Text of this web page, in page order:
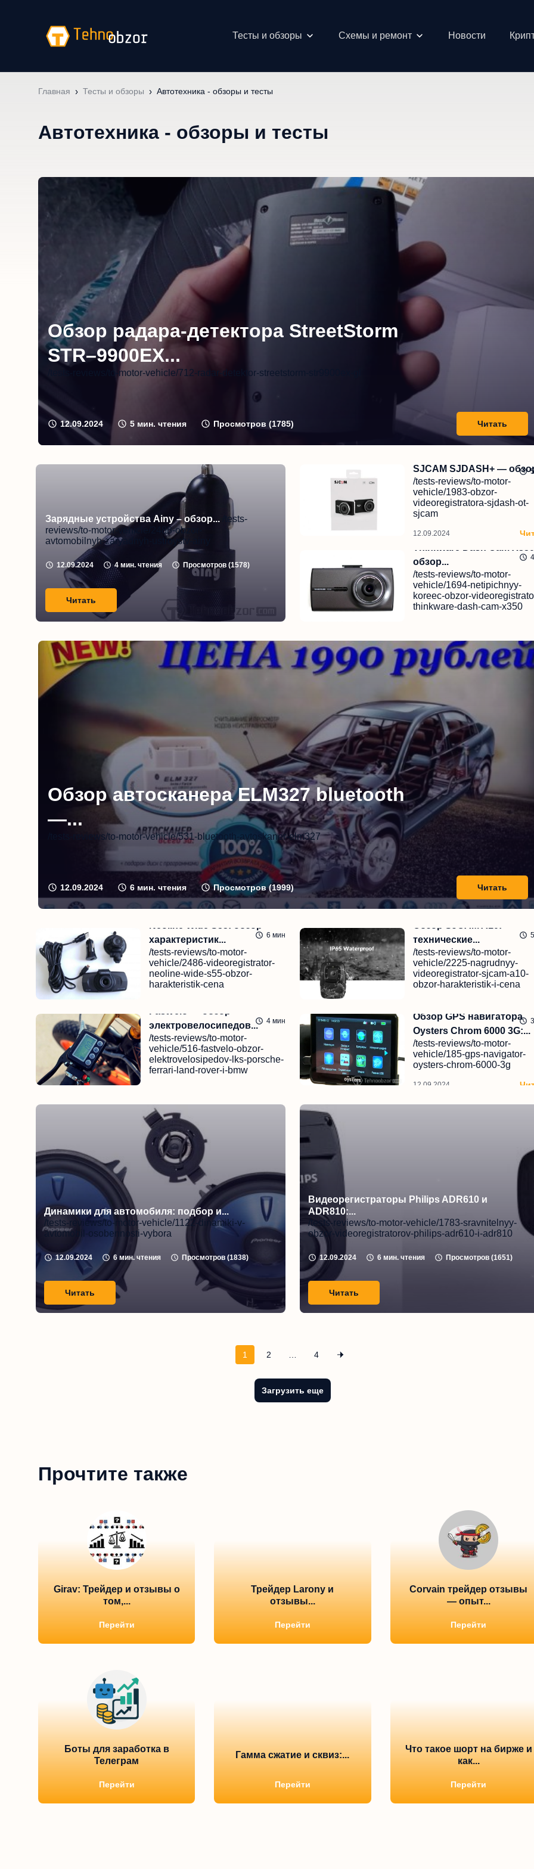
Тесты и обзоры Схемы и ремонт Новости
Главная Тесты и обзоры Автотехника - обзоры и тесты
Автотехника - обзоры и тесты
Обзор радара-детектора StreetStorm
STR–9900EX...
/tests-reviews/to-motor-vehicle/712-radar-detektor-streetstorm-str9900ex-gl
12.09.2024 5 мин. чтения Просмотров (1785) Читать
Зарядные устройства Ainy – обзор... /tests-
reviews/to-motor-vehicle/2488-obzor-
avtomobilnyh-zaryadnyh-ustroystv-ainy
12.09.2024 4 мин. чтения Просмотров (1578)
Читать
SJCAM SJDASH+ —
/tests-reviews/to-motor-
vehicle/1983-obzor-
videoregistratora-sjdash-ot-
sjcam
12.09.2024
5
обзор...
/tests-reviews/to-motor-
vehicle/1694-netipichnyy-
koreec-obzor-
thinkware-dash-cam-x350
4
Обзор автосканера ELM327 bluetooth
—...
/tests-reviews/to-motor-vehicle/531-bluetooth-avtoskaner-elm327
12.09.2024 6 мин. чтения Просмотров (1999) Читать
характеристик...
/tests-reviews/to-motor-
vehicle/2486-videoregistrator-
neoline-wide-s55-obzor-
harakteristik-cena
6 мин
технические...
/tests-reviews/to-motor-
vehicle/2225-nagrudnyy-
videoregistrator-sjcam-a10-
obzor-harakteristik-i-cena
5
электровелосипедов...
/tests-reviews/to-motor-
vehicle/516-fastvelo-obzor-
elektrovelosipedov-lks-porsche-
ferrari-land-rover-i-bmw
4 мин
Обзор GPS навигатора
Oysters Chrom 6000 3G:...
/tests-reviews/to-motor-
vehicle/185-gps-navigator-
oysters-chrom-6000-3g
12.09.2024
3
Динамики для автомобиля: подбор и...
/tests-reviews/to-motor-vehicle/1122-dinamiki-v-
avtomobil-osobennosti-vybora
12.09.2024 6 мин. чтения Просмотров (1838)
Читать
Видеорегистраторы Philips ADR610 и
ADR810:...
/tests-reviews/to-motor-vehicle/1783-sravnitelnyy-
obzor-videoregistratorov-philips-adr610-i-adr810
12.09.2024 6 мин. чтения Просмотров (1651)
Читать
1 2 4
Загрузить еще
Прочтите также
Girav: Трейдер и отзывы о
том,...
Перейти
Трейдер Larony и
отзывы...
Перейти
Corvain трейдер отзывы
— опыт...
Перейти
Боты для заработка в
Телеграм
Перейти
Гамма сжатие и сквиз:...
Перейти
Что такое шорт на бирже и
как...
Перейти